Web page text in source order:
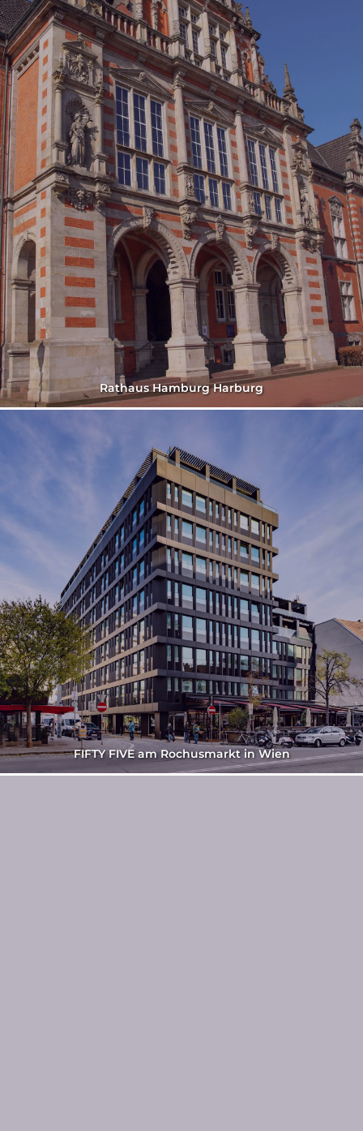
Rathaus Hamburg Harburg
FIFTY FIVE am Rochusmarkt in Wien